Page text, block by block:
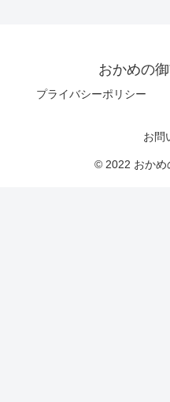
おかめの
プライバシーポリシー
お問
© 2022 おかめ